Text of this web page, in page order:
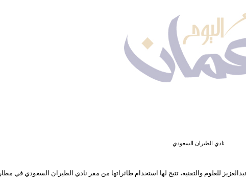
نادي الطيران السعودي
للعلوم والتقنية، تتيح لها استخدام طائراتها من مقر نادي الطيران السعودي في مطار